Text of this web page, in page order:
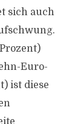
sich auch
Euro-
ist diese